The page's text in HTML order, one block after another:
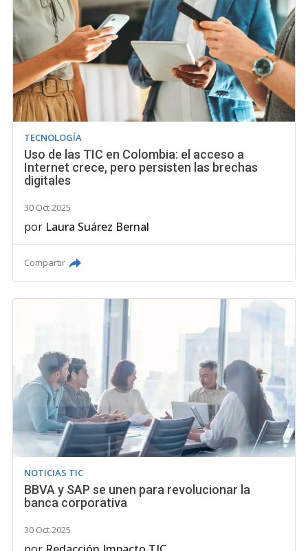
TECNOLOGÍA
Uso de las TIC en Colombia: el acceso a
Internet crece, pero persisten las brechas
digitales
30 Oct 2025
por Laura Suárez Bernal
Compartir
NOTICIAS TIC
BBVA y SAP se unen para revolucionar la
banca corporativa
30 Oct 2025